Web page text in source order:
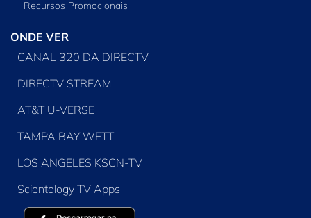
Recursos Promocionais
ONDE VER
CANAL 320 DA DIRECTV
DIRECTV STREAM
AT&T U-VERSE
TAMPA BAY WFTT
LOS ANGELES KSCN-TV
Scientology TV Apps